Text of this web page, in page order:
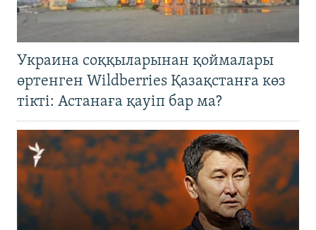
Украина соққыларынан қоймалары
өртенген Wildberries Қазақстанға көз
тікті: Астанаға қауіп бар ма?